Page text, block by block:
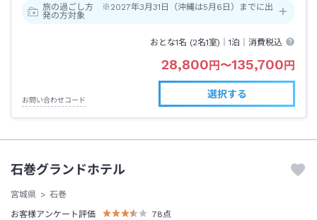
旅の過ごし方 ※2027年3月31日（沖縄は5月6日）までに出
発の方対象
おとな1名 (2名1室)｜1泊 ｜消費税込
28,800 円 〜135,700 円
お問い合わせコード
選択する
石巻グランドホテル
宮城県
石巻
お客様アンケート評価
78 点